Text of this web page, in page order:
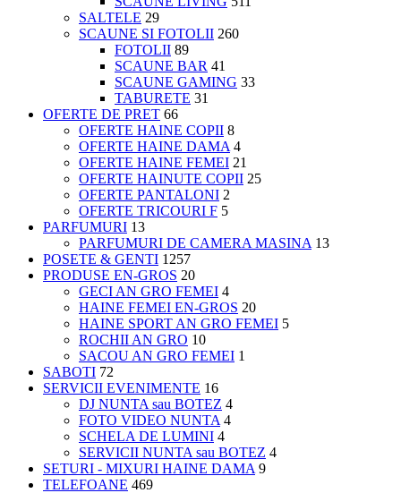
SALTELE 29
SCAUNE SI FOTOLII 260
FOTOLII 89
SCAUNE BAR 41
SCAUNE GAMING 33
TABURETE 31
OFERTE DE PRET 66
OFERTE HAINE COPII 8
OFERTE HAINE DAMA 4
OFERTE HAINE FEMEI 21
OFERTE HAINUTE COPII 25
OFERTE PANTALONI 2
OFERTE TRICOURI F 5
PARFUMURI 13
PARFUMURI DE CAMERA MASINA 13
POSETE & GENTI 1257
PRODUSE EN-GROS 20
GECI AN GRO FEMEI 4
HAINE FEMEI EN-GROS 20
HAINE SPORT AN GRO FEMEI 5
ROCHII AN GRO 10
SACOU AN GRO FEMEI 1
SABOTI 72
SERVICII EVENIMENTE 16
DJ NUNTA sau BOTEZ 4
FOTO VIDEO NUNTA 4
SCHELA DE LUMINI 4
SERVICII NUNTA sau BOTEZ 4
SETURI - MIXURI HAINE DAMA 9
TELEFOANE 469